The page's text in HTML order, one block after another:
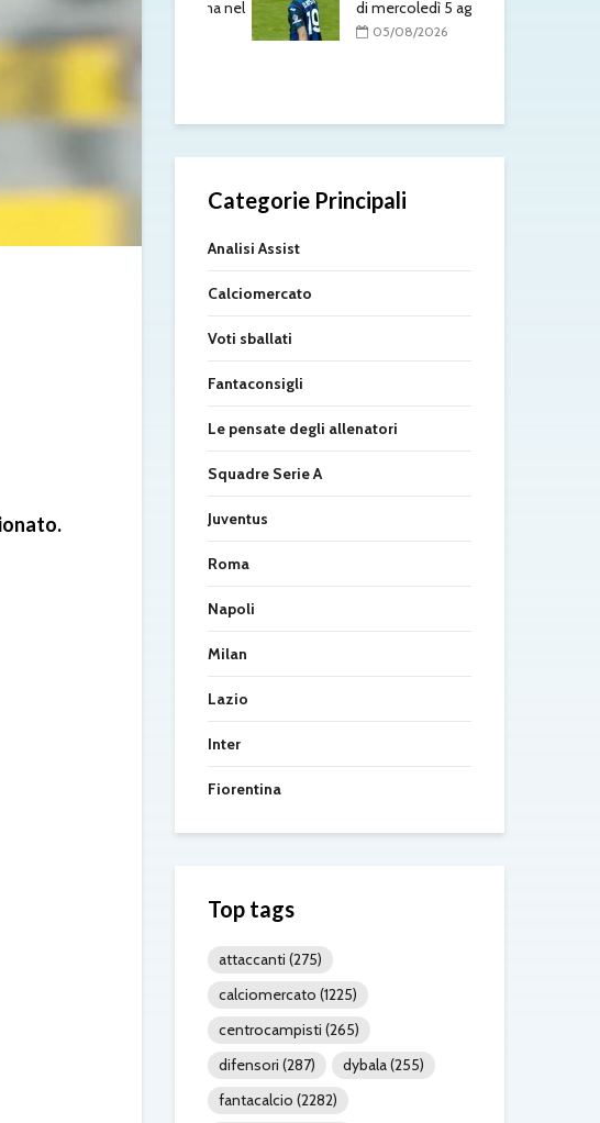
Milan: Osorio torna nel
mirino
06/08/2026
di mercoledì 5 agosto
05/08/2026
Categorie Principali
Analisi Assist
Calciomercato
Voti sballati
Fantaconsigli
Le pensate degli allenatori
Squadre Serie A
Juventus
Roma
Napoli
Milan
Lazio
Inter
Fiorentina
Top tags
attaccanti (275)
calciomercato (1225)
centrocampisti (265)
difensori (287) dybala(255)
fantacalcio (2282)